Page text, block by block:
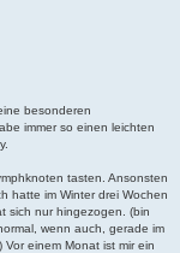
besonderen
immer so einen leichten
tasten. Ansonsten
hatte im Winter drei Wochen
sich nur hingezogen. (bin
wenn auch, gerade im
Vor einem Monat ist mir ein